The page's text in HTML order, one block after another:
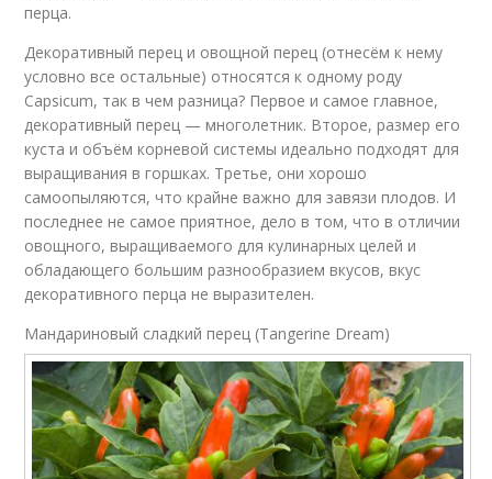
перца.
Декоративный перец и овощной перец (отнесём к нему
условно все остальные) относятся к одному роду
Capsicum, так в чем разница? Первое и самое главное,
декоративный перец — многолетник. Второе, размер его
куста и объём корневой системы идеально подходят для
выращивания в горшках. Третье, они хорошо
самоопыляются, что крайне важно для завязи плодов. И
последнее не самое приятное, дело в том, что в отличии
овощного, выращиваемого для кулинарных целей и
обладающего большим разнообразием вкусов, вкус
декоративного перца не выразителен.
Мандариновый сладкий перец (Tangerine Dream)